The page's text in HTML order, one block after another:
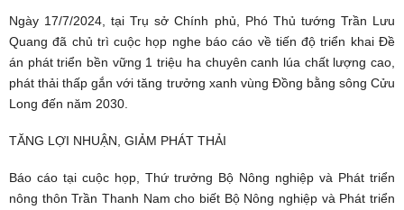
Ngày 17/7/2024, tại Trụ sở Chính phủ, Phó Thủ tướng Trần Lưu
Quang đã chủ trì cuộc họp nghe báo cáo về tiến độ triển khai Đề
án phát triển bền vững 1 triệu ha chuyên canh lúa chất lượng cao,
phát thải thấp gắn với tăng trưởng xanh vùng Đồng bằng sông Cửu
Long đến năm 2030.
TĂNG LỢI NHUẬN, GIẢM PHÁT THẢI
Báo cáo tại cuộc họp, Thứ trưởng Bộ Nông nghiệp và Phát triển
nông thôn Trần Thanh Nam cho biết Bộ Nông nghiệp và Phát triển